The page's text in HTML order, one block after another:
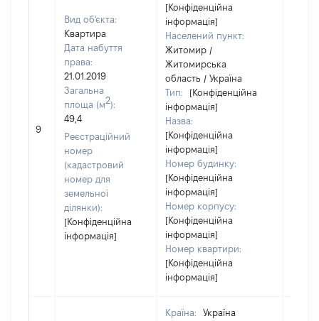
9
Вид об'єкта:
Квартира
Дата набуття
права:
21.01.2019
Загальна
площа (м2):
49,4
Реєстраційний
номер
(кадастровий
номер для
земельної
ділянки):
[Конфіденційна
інформація]
[Конфіденційна
інформація]
Населений пункт:
Житомир /
Житомирська
область / Україна
Тип:
[Конфіденційна
інформація]
Назва:
[Конфіденційна
інформація]
Номер будинку:
[Конфіденційна
інформація]
Номер корпусу:
[Конфіденційна
інформація]
Номер квартири:
[Конфіденційна
інформація]
Країна:
Україна